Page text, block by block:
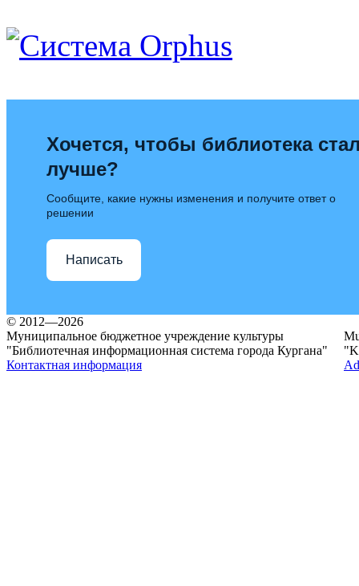
Хочется, чтобы библиотека
лучше?
Сообщите, какие нужны изменения и получите ответ о
решении
Написать
© 2012—2026
Муниципальное бюджетное учреждение культуры
"Библиотечная информационная система города Кургана"
Контактная информация